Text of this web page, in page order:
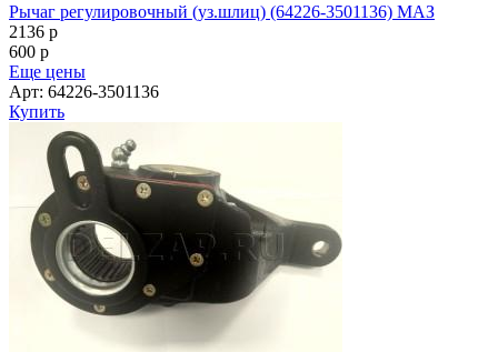
Рычаг регулировочный (уз.шлиц) (64226-3501136) МАЗ
2136 p
600 p
Еще цены
Арт: 64226-3501136
Купить